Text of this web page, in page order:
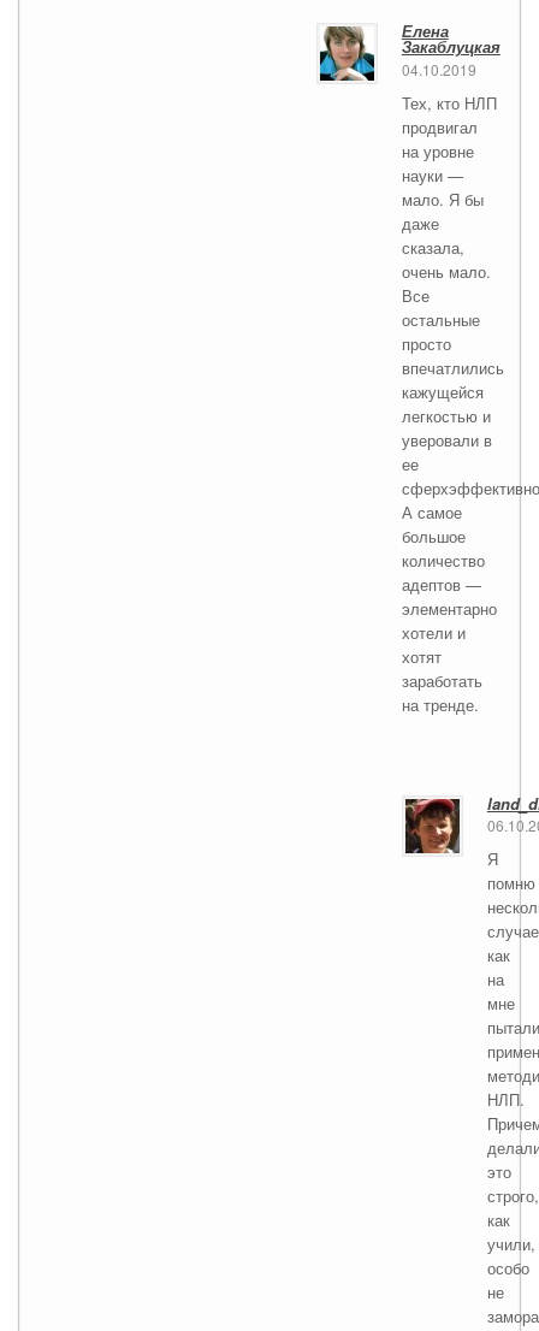
Елена
Закаблуцкая
04.10.2019
Тех, кто НЛП
продвигал
на уровне
науки —
мало. Я бы
даже
сказала,
очень мало.
Все
остальные
просто
впечатлились
кажущейся
легкостью и
уверовали в
ее
А самое
большое
количество
адептов —
элементарно
хотели и
хотят
заработать
на тренде.
Я
помню
как
на
мне
НЛП.
это
строго,
как
учили,
особо
не